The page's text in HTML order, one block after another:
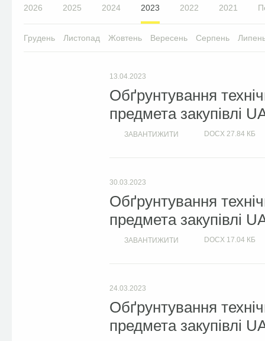
2026 2025 2024 2023 2022 2021
Грудень Листопад Жовтень Вересень Серпень
13.04.2023
Обґрунтування
предмета закупівлі
ЗАВАНТИЖИТИ DOCX 27.84 КБ
30.03.2023
Обґрунтування
предмета закупівлі
ЗАВАНТИЖИТИ DOCX 17.04 КБ
24.03.2023
Обґрунтування
предмета закупівлі